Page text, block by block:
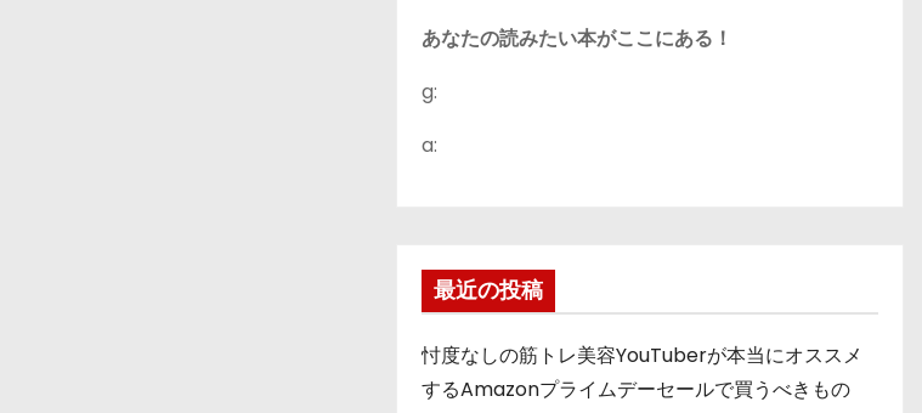
あなたの読みたい本がここにある！
g:
a:
最近の投稿
忖度なしの筋トレ美容YouTuberが本当にオススメ
するAmazonプライムデーセールで買うべきもの